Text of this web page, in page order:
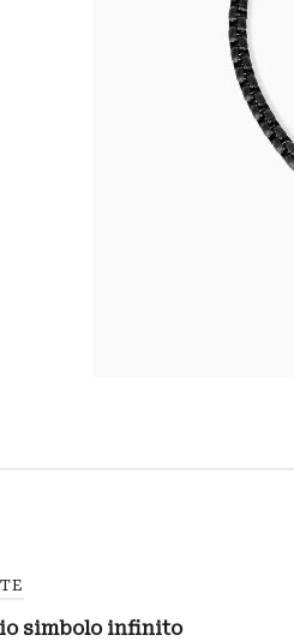
simbolo infinito